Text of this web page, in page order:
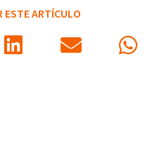
ESTE ARTÍCULO